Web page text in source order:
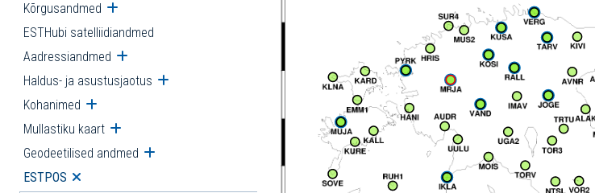
Kõrgusandmed Ava alammenüü
ESTHubi satelliidiandmed
Aadressiandmed Ava alammenüü
Haldus- ja asustusjaotus Ava alammenüü
Kohanimed Ava alammenüü
Mullastiku kaart Ava alammenüü
Geodeetilised andmed Ava alammenüü
ESTPOS Ava alammenüü